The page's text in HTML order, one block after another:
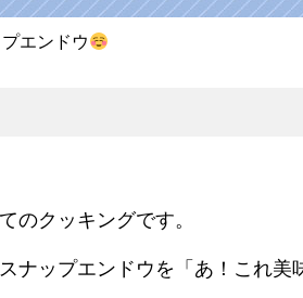
エンドウ
のクッキングです。
ナップエンドウを「あ！これ美